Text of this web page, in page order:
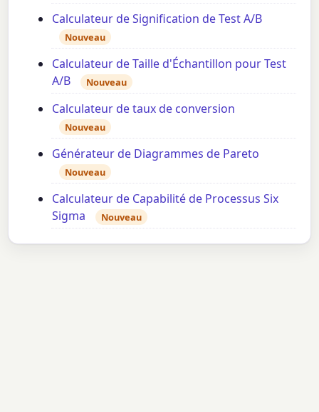
Calculateur de Signification de Test A/B
Nouveau
Calculateur de Taille d'Échantillon pour Test
A/B
Nouveau
Calculateur de taux de conversion
Nouveau
Générateur de Diagrammes de Pareto
Nouveau
Calculateur de Capabilité de Processus Six
Sigma
Nouveau